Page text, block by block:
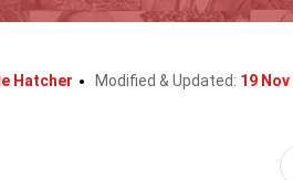
Hatcher Modified & Updated: 19 Nov